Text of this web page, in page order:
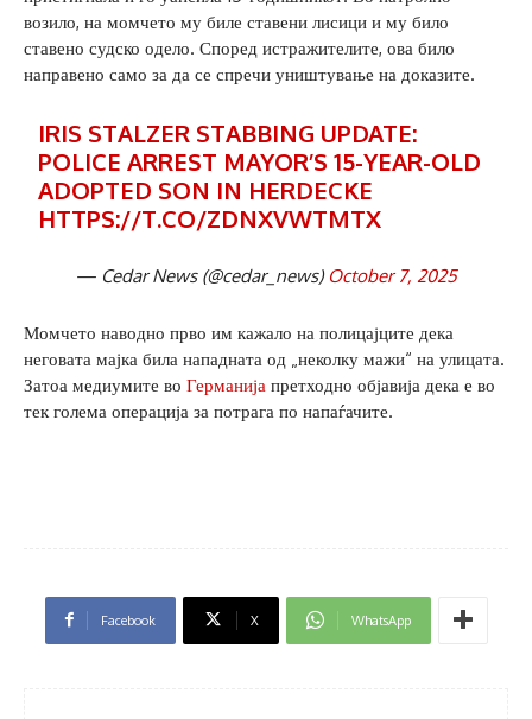
возило, на момчето му биле ставени лисици и му било
ставено судско одело. Според истражителите, ова било
направено само за да се спречи уништување на доказите.
IRIS STALZER STABBING UPDATE:
POLICE ARREST MAYOR’S 15-YEAR-OLD
ADOPTED SON IN HERDECKE
HTTPS://T.CO/ZDNXVWTMTX
— Cedar News (@cedar_news) October 7, 2025
Момчето наводно прво им кажало на полицајците дека
неговата мајка била нападната од „неколку мажи“ на улицата.
Затоа медиумите во Германија претходно објавија дека е во
тек голема операција за потрага по напаѓачите.
Facebook X WhatsApp